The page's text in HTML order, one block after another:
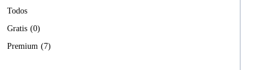
Todos
Gratis (0)
Premium (7)